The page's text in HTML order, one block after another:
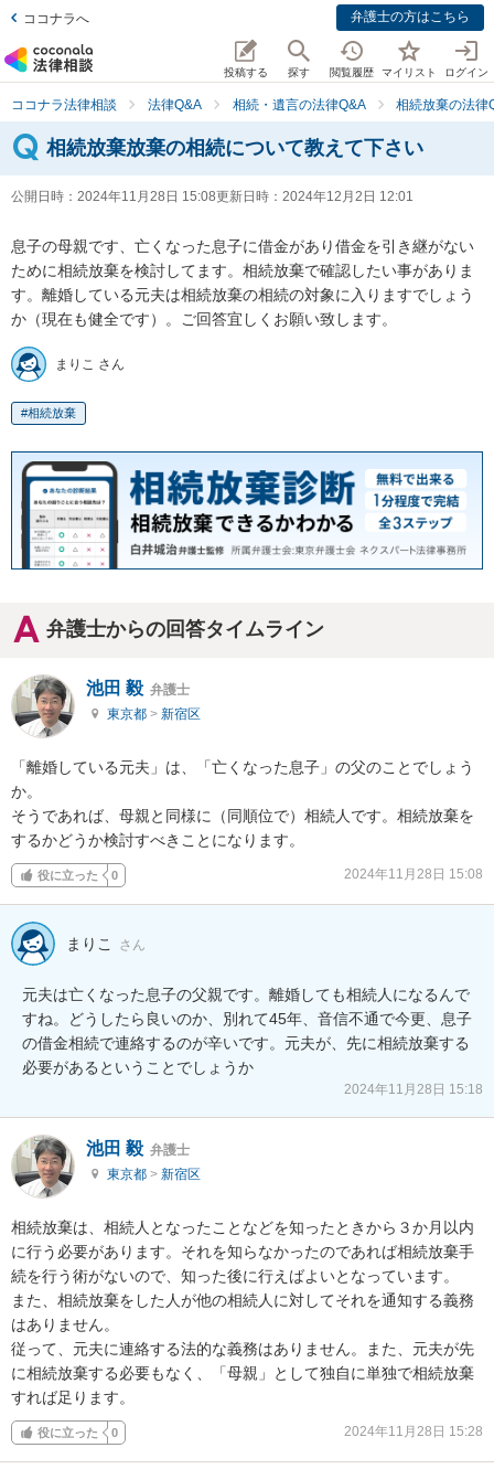
ココナラへ 弁護士の方はこちら
投稿する 探す 閲覧履歴 マイリスト ログイン
ココナラ法律相談 法律Q&A 相続・遺言の法律Q&A 相続放棄の法律
相続放棄放棄の相続について教えて下さい
公開日時： 2024年11月28日 15:08更新日時： 2024年12月2日 12:01
息子の母親です、亡くなった息子に借金があり借金を引き継がない
ために相続放棄を検討してます。相続放棄で確認したい事がありま
す。離婚している元夫は相続放棄の相続の対象に入りますでしょう
か（現在も健全です）。ご回答宜しくお願い致します。
まりこ さん
相続放棄
弁護士からの回答タイムライン
池田 毅 弁護士
東京都 > 新宿区
「離婚している元夫」は、「亡くなった息子」の父のことでしょう
か。
そうであれば、母親と同様に（同順位で）相続人です。相続放棄を
するかどうか検討すべきことになります。
役に立った 0 2024年11月28日 15:08
まりこ さん
元夫は亡くなった息子の父親です。離婚しても相続人になるんで
すね。どうしたら良いのか、別れて45年、音信不通で今更、息子
の借金相続で連絡するのが辛いです。元夫が、先に相続放棄する
必要があるということでしょうか
2024年11月28日 15:18
池田 毅 弁護士
東京都 > 新宿区
相続放棄は、相続人となったことなどを知ったときから３か月以内
に行う必要があります。それを知らなかったのであれば相続放棄手
続を行う術がないので、知った後に行えばよいとなっています。
また、相続放棄をした人が他の相続人に対してそれを通知する義務
はありません。
従って、元夫に連絡する法的な義務はありません。また、元夫が先
に相続放棄する必要もなく、「母親」として独自に単独で相続放棄
すれば足ります。
役に立った 0 2024年11月28日 15:28